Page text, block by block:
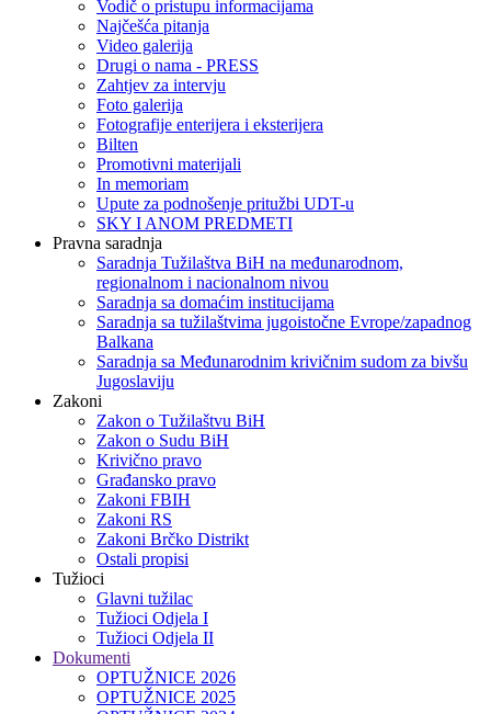
Vodič o pristupu informacijama
Najčešća pitanja
Video galerija
Drugi o nama - PRESS
Zahtjev za intervju
Foto galerija
Fotografije enterijera i eksterijera
Bilten
Promotivni materijali
In memoriam
Upute za podnošenje pritužbi UDT-u
SKY I ANOM PREDMETI
Pravna saradnja
Saradnja Tužilaštva BiH na međunarodnom,
regionalnom i nacionalnom nivou
Saradnja sa domaćim institucijama
Saradnja sa tužilaštvima jugoistočne Evrope/zapadnog
Balkana
Saradnja sa Međunarodnim krivičnim sudom za bivšu
Jugoslaviju
Zakoni
Zakon o Тužilaštvu BiH
Zakon o Sudu BiH
Krivično pravo
Građansko pravo
Zakoni FBIH
Zakoni RS
Zakoni Brčko Distrikt
Ostali propisi
Tužioci
Glavni tužilac
Tužioci Odjela I
Tužioci Odjela II
Dokumenti
OPTUŽNICE 2026
OPTUŽNICE 2025